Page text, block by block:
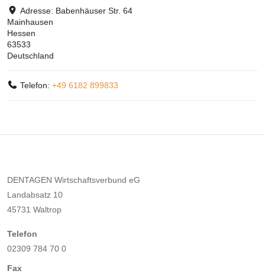
Adresse: Babenhäuser Str. 64
Mainhausen
Hessen
63533
Deutschland
Telefon:+49 6182 899833
DENTAGEN Wirtschaftsverbund eG
Landabsatz 10
45731 Waltrop
Telefon
02309 784 70 0
Fax